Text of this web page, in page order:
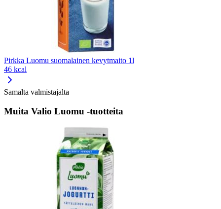
Pirkka Luomu suomalainen kevytmaito 1l
46 kcal
Samalta valmistajalta
Muita Valio Luomu -tuotteita